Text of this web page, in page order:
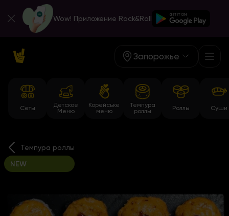
Wow! Приложение Rock&Roll
Запорожье
Сеты
Детское
Меню
Корейське
меню
Темпура
роллы
Роллы Суши
Темпура роллы
NEW